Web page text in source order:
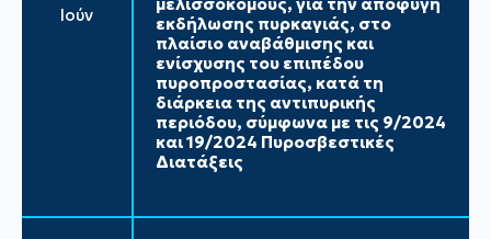
Ιούν
μελισσοκόμους, για την αποφυγή
εκδήλωσης πυρκαγιάς, στο
πλαίσιο αναβάθμισης και
ενίσχυσης του επιπέδου
πυροπροστασίας, κατά τη
διάρκεια της αντιπυρικής
περιόδου, σύμφωνα με τις 9/2024
και 19/2024 Πυροσβεστικές
Διατάξεις